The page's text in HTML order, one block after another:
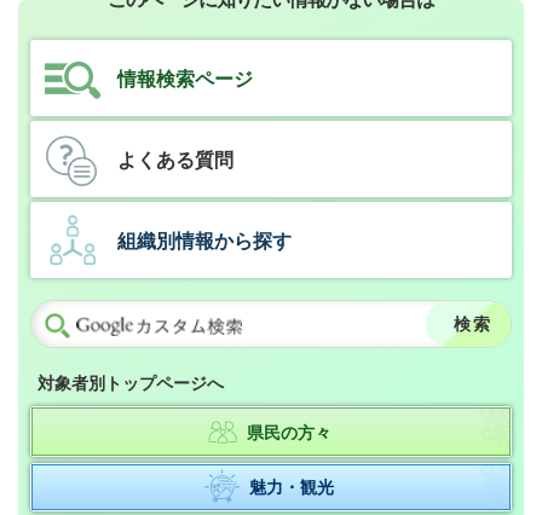
情報検索ページ
よくある質問
組織別情報から探す
対象者別トップページへ
県民の方々
魅力・観光